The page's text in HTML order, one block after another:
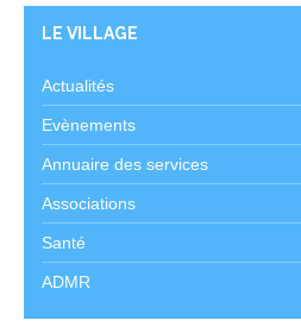
LE VILLAGE
Actualités
Evènements
Annuaire des services
Associations
Santé
ADMR